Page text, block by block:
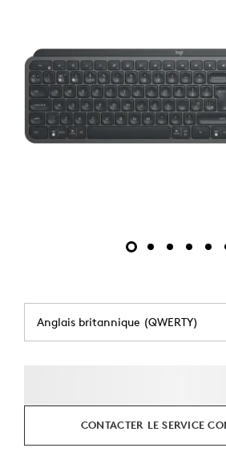
Anglais britannique (QWERTY)
CONTACTER LE SERVICE